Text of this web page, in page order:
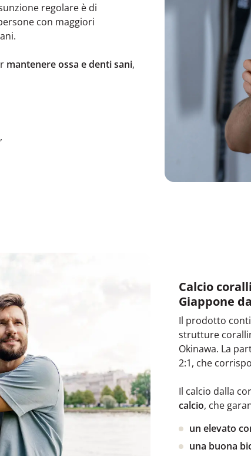
regolare è di
con maggiori
mantenere ossa e denti sani,
,
Calcio
Giappone
Il prodotto
strutture
Okinawa. La
2:1, che
Il calcio dalla
calcio, che
un elevato
una buona